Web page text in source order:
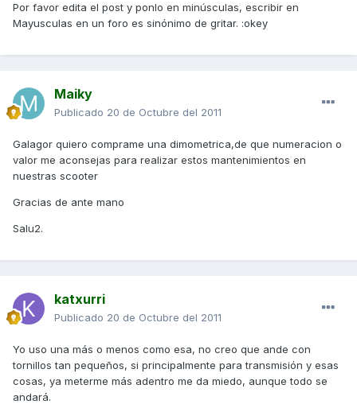
Por favor edita el post y ponlo en minúsculas, escribir en
Mayusculas en un foro es sinónimo de gritar. :okey
Maiky
Publicado 20 de Octubre del 2011
Galagor quiero comprame una dimometrica,de que numeracion o
valor me aconsejas para realizar estos mantenimientos en
nuestras scooter
Gracias de ante mano
Salu2.
katxurri
Publicado 20 de Octubre del 2011
Yo uso una más o menos como esa, no creo que ande con
tornillos tan pequeños, si principalmente para transmisión y esas
cosas, ya meterme más adentro me da miedo, aunque todo se
andará.